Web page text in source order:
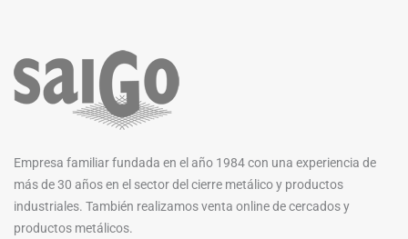
Empresa familiar fundada en el año 1984 con una experiencia de
más de 30 años en el sector del cierre metálico y productos
industriales. También realizamos venta online de cercados y
productos metálicos.